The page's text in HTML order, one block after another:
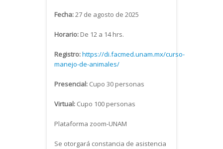
Fecha:27 de agosto de 2025
Horario: De 12 a 14 hrs.
Registro:https://di.facmed.unam.mx/curso-
manejo-de-animales/
Presencial: Cupo 30 personas
Virtual: Cupo 100 personas
Plataforma zoom-UNAM
Se otorgará constancia de asistencia